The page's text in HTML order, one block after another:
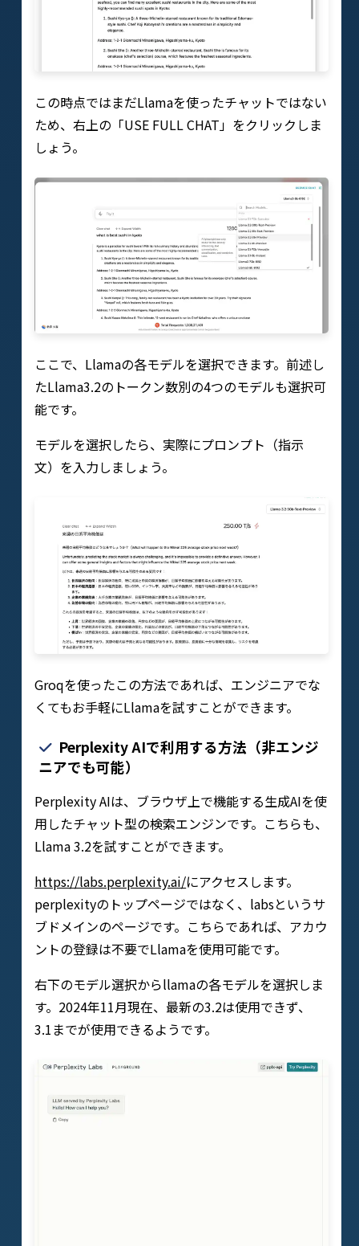
この時点ではまだLlamaを使ったチャットではない
ため、右上の「USE FULL CHAT」をクリックしま
しょう。
ここで、Llamaの各モデルを選択できます。前述し
たLlama3.2のトークン数別の4つのモデルも選択可
能です。
モデルを選択したら、実際にプロンプト（指示
文）を入力しましょう。
Groqを使ったこの方法であれば、エンジニアでな
くてもお手軽にLlamaを試すことができます。
Perplexity AIで利用する方法（非エンジ
ニアでも可能）
Perplexity AIは、ブラウザ上で機能する生成AIを使
用したチャット型の検索エンジンです。こちらも、
Llama 3.2を試すことができます。
https://labs.perplexity.ai/にアクセスします。
perplexityのトップページではなく、labsというサ
ブドメインのページです。こちらであれば、アカウ
ントの登録は不要でLlamaを使用可能です。
右下のモデル選択からllamaの各モデルを選択しま
す。2024年11月現在、最新の3.2は使用できず、
3.1までが使用できるようです。